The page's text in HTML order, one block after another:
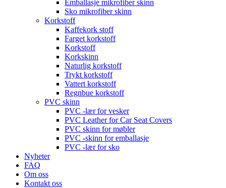
Emballasje mikrofiber skinn
Sko mikrofiber skinn
Korkstoff
Kaffekork stoff
Farget korkstoff
Korkstoff
Korkskinn
Naturlig korkstoff
Trykt korkstoff
Vattert korkstoff
Regnbue korkstoff
PVC skinn
PVC -lær for vesker
PVC Leather for Car Seat Covers
PVC skinn for møbler
PVC -skinn for emballasje
PVC -lær for sko
Nyheter
FAQ
Om oss
Kontakt oss